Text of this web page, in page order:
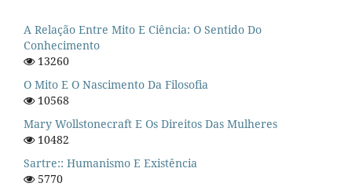
A Relação Entre Mito E Ciência: O Sentido Do
Conhecimento
13260
O Mito E O Nascimento Da Filosofia
10568
Mary Wollstonecraft E Os Direitos Das Mulheres
10482
Sartre:: Humanismo E Existência
5770